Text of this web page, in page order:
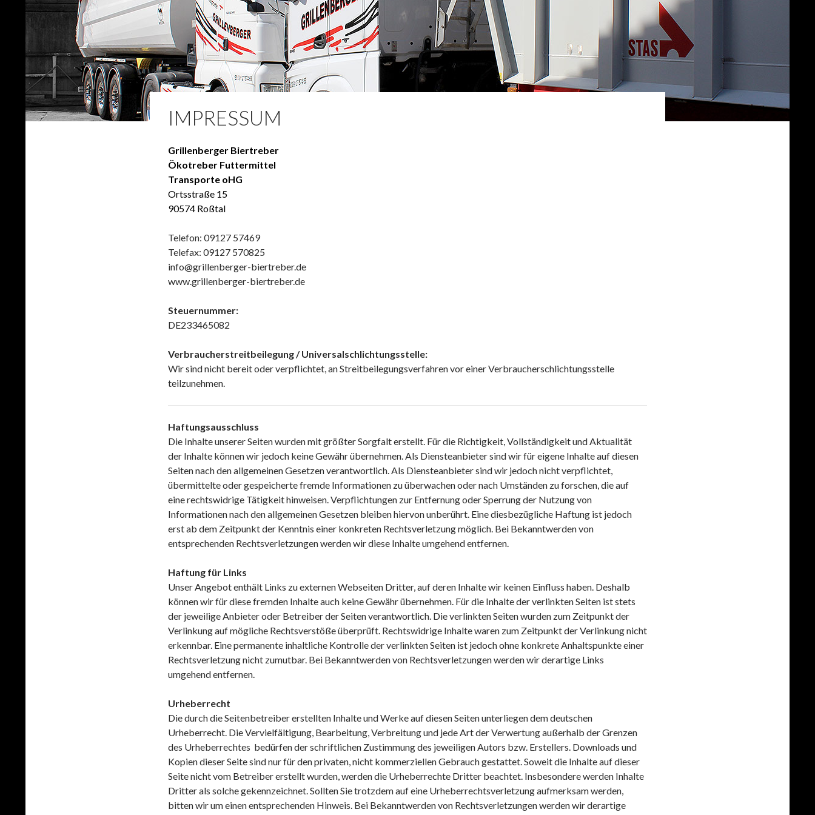
IMPRESSUM
Grillenberger Biertreber
Ökotreber Futtermittel
Transporte oHG
Ortsstraße 15
90574 Roßtal
Telefon: 09127 57469
Telefax: 09127 570825
info@grillenberger-biertreber.de
www.grillenberger-biertreber.de
Steuernummer:
DE233465082
Verbraucherstreitbeilegung / Universalschlichtungsstelle:
Wir sind nicht bereit oder verpflichtet, an Streitbeilegungsverfahren vor einer Verbraucherschlichtungsstelle
teilzunehmen.
Haftungsausschluss
Die Inhalte unserer Seiten wurden mit größter Sorgfalt erstellt. Für die Richtigkeit, Vollständigkeit und Aktualität
der Inhalte können wir jedoch keine Gewähr übernehmen. Als Diensteanbieter sind wir für eigene Inhalte auf diesen
Seiten nach den allgemeinen Gesetzen verantwortlich. Als Diensteanbieter sind wir jedoch nicht verpflichtet,
übermittelte oder gespeicherte fremde Informationen zu überwachen oder nach Umständen zu forschen, die auf
eine rechtswidrige Tätigkeit hinweisen. Verpflichtungen zur Entfernung oder Sperrung der Nutzung von
Informationen nach den allgemeinen Gesetzen bleiben hiervon unberührt. Eine diesbezügliche Haftung ist jedoch
erst ab dem Zeitpunkt der Kenntnis einer konkreten Rechtsverletzung möglich. Bei Bekanntwerden von
entsprechenden Rechtsverletzungen werden wir diese Inhalte umgehend entfernen.
Haftung für Links
Unser Angebot enthält Links zu externen Webseiten Dritter, auf deren Inhalte wir keinen Einfluss haben. Deshalb
können wir für diese fremden Inhalte auch keine Gewähr übernehmen. Für die Inhalte der verlinkten Seiten ist stets
der jeweilige Anbieter oder Betreiber der Seiten verantwortlich. Die verlinkten Seiten wurden zum Zeitpunkt der
Verlinkung auf mögliche Rechtsverstöße überprüft. Rechtswidrige Inhalte waren zum Zeitpunkt der Verlinkung nicht
erkennbar. Eine permanente inhaltliche Kontrolle der verlinkten Seiten ist jedoch ohne konkrete Anhaltspunkte einer
Rechtsverletzung nicht zumutbar. Bei Bekanntwerden von Rechtsverletzungen werden wir derartige Links
umgehend entfernen.
Urheberrecht
Die durch die Seitenbetreiber erstellten Inhalte und Werke auf diesen Seiten unterliegen dem deutschen
Urheberrecht. Die Vervielfältigung, Bearbeitung, Verbreitung und jede Art der Verwertung außerhalb der Grenzen
des Urheberrechtes bedürfen der schriftlichen Zustimmung des jeweiligen Autors bzw. Erstellers. Downloads und
Kopien dieser Seite sind nur für den privaten, nicht kommerziellen Gebrauch gestattet. Soweit die Inhalte auf dieser
Seite nicht vom Betreiber erstellt wurden, werden die Urheberrechte Dritter beachtet. Insbesondere werden Inhalte
Dritter als solche gekennzeichnet. Sollten Sie trotzdem auf eine Urheberrechtsverletzung aufmerksam werden,
bitten wir um einen entsprechenden Hinweis. Bei Bekanntwerden von Rechtsverletzungen werden wir derartige